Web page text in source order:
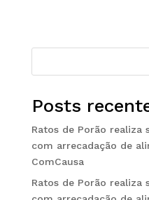
Posts
Ratos de Porão realiza
com arrecadação de
ComCausa
Ratos de Porão realiza